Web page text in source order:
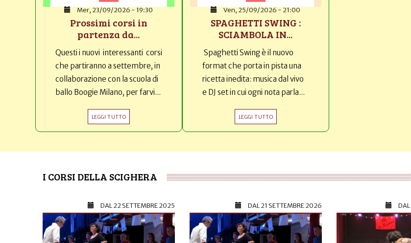
Mer, 23/09/2026 - 19:30
Prossimi corsi in
partenza da...
Questi i nuovi interessanti corsi
che partiranno a settembre, in
collaborazione con la scuola di
ballo Boogie Milano, per farvi...
LEGGI TUTTO
Ven, 25/09/2026 - 21:00
SPAGHETTI SWING :
SCIAMBOLA IN...
Spaghetti Swing è il nuovo
format che porta in pista una
ricetta inedita: musica dal vivo
e DJ set in cui ogni nota parla...
LEGGI TUTTO
I CORSI DELLA SCIGHERA
DAL22 SETTEMBRE 2025 DAL21 SETTEMBRE 2026 DAL